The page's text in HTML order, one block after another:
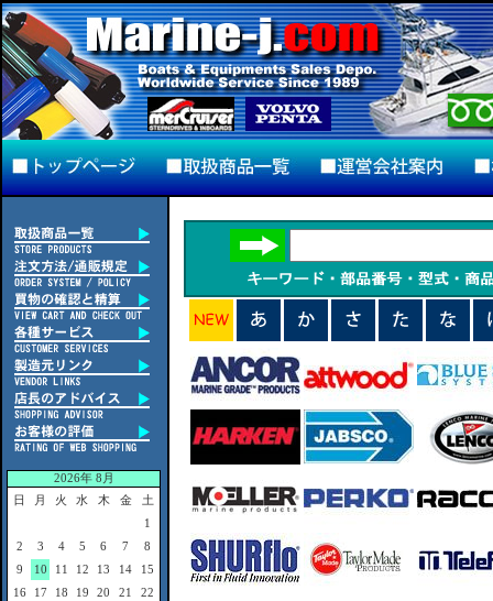
2026年 8月
日
月 火 水 木 金
土
1
2
3 4 5 6 7
8
9
10 11 12 13 14
15
16
17 18 19 20 21
22